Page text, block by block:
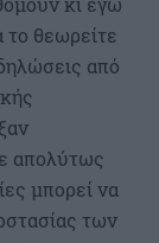
το θεωρείτε
από
απολύτως
μπορεί να
των